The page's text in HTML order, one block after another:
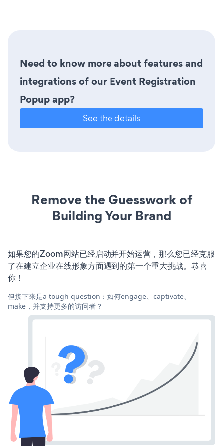
Need to know more about features and
integrations of our Event Registration
Popup app?
See the details
Remove the Guesswork of
Building Your Brand
如果您的Zoom网站已经启动并开始运营，那么您已经克服
了在建立企业在线形象方面遇到的第一个重大挑战。恭喜
你！
但接下来是a tough question：如何engage、captivate、
make，并支持更多的访问者？